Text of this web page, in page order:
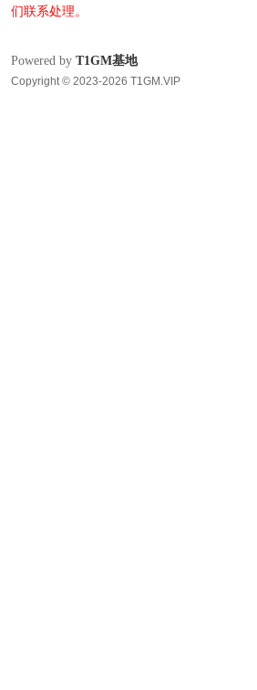
们联系处理。
Powered by T1GM基地
Copyright © 2023-2026 T1GM.VIP